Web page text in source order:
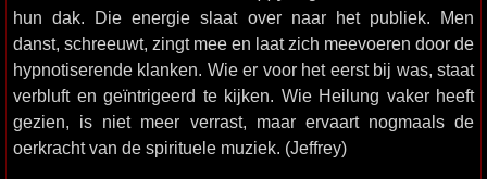
hun dak. Die energie slaat over naar het publiek. Men
danst, schreeuwt, zingt mee en laat zich meevoeren door de
hypnotiserende klanken. Wie er voor het eerst bij was, staat
verbluft en geïntrigeerd te kijken. Wie Heilung vaker heeft
gezien, is niet meer verrast, maar ervaart nogmaals de
oerkracht van de spirituele muziek. (Jeffrey)